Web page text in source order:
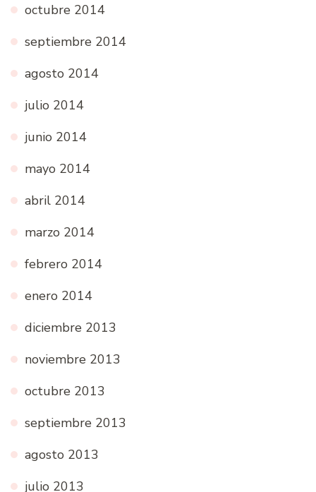
octubre 2014
septiembre 2014
agosto 2014
julio 2014
junio 2014
mayo 2014
abril 2014
marzo 2014
febrero 2014
enero 2014
diciembre 2013
noviembre 2013
octubre 2013
septiembre 2013
agosto 2013
julio 2013